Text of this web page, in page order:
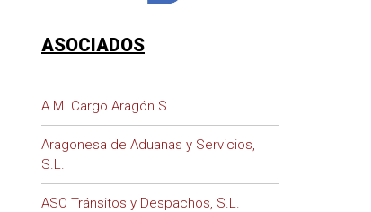
ASOCIADOS
A.M. Cargo Aragón S.L.
Aragonesa de Aduanas y Servicios,
S.L.
ASO Tránsitos y Despachos, S.L.